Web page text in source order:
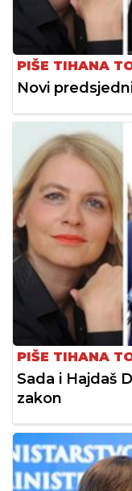
PIŠE TIHANA
Novi
PIŠE TIHANA
Sada i Hajdaš
zakon